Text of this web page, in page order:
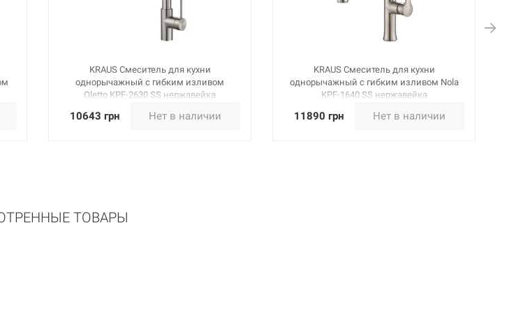
KRAUS Смеситель для кухни
однорычажный с гибким изливом
Oletto KPF-2630 SS нержавейка
10643 грн Нет в наличии
KRAUS Смеситель для кухни
однорычажный с гибким изливом Nola
KPF-1640 SS нержавейка
11890 грн Нет в наличии
ТОВАРЫ